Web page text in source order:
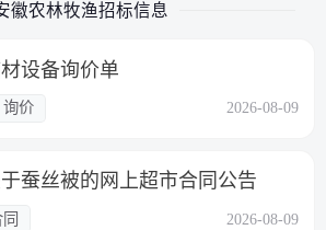
徽农林牧渔招标信息
设备询价单
询价 2026-08-09
于蚕丝被的网上超市合同公告
2026-08-09